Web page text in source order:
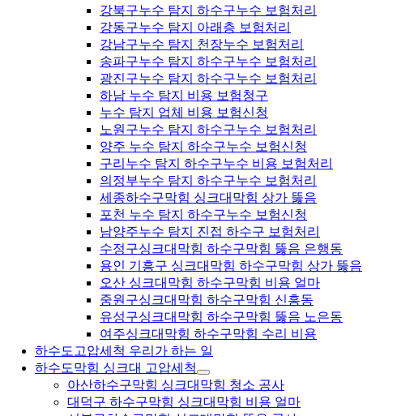
강북구누수 탐지 하수구누수 보험처리
강동구누수 탐지 아래층 보험처리
강남구누수 탐지 천장누수 보험처리
송파구누수 탐지 하수구누수 보험처리
광진구누수 탐지 하수구누수 보험처리
하남 누수 탐지 비용 보험청구
누수 탐지 업체 비용 보험신청
노원구누수 탐지 하수구누수 보험처리
양주 누수 탐지 하수구누수 보험신청
구리누수 탐지 하수구누수 비용 보험처리
의정부누수 탐지 하수구누수 보험처리
세종하수구막힘 싱크대막힘 상가 뚫음
포천 누수 탐지 하수구누수 보험신청
남양주누수 탐지 진접 하수구 보험처리
수정구싱크대막힘 하수구막힘 뚫음 은행동
용인 기흥구 싱크대막힘 하수구막힘 상가 뚫음
오산 싱크대막힘 하수구막힘 비용 얼마
중원구싱크대막힘 하수구막힘 신흥동
유성구싱크대막힘 하수구막힘 뚫음 노은동
여주싱크대막힘 하수구막힘 수리 비용
하수도고압세척 우리가 하는 일
하수도막힘 싱크대 고압세척
아산하수구막힘 싱크대막힘 청소 공사
대덕구 하수구막힘 싱크대막힘 비용 얼마